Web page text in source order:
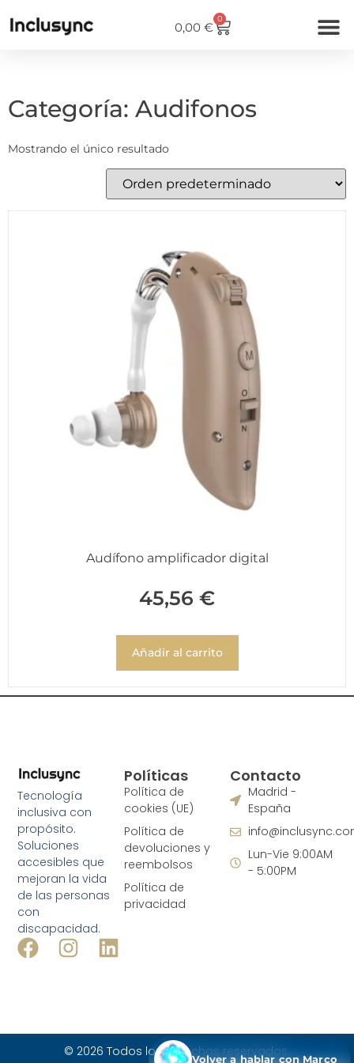
0,00 €
0
Categoría: Audifonos
Mostrando el único resultado
Audífono amplificador digital
45,56 €
Añadir al carrito
Tecnología
inclusiva con
propósito.
Soluciones
accesibles que
mejoran la vida
de las personas
con
discapacidad.
Políticas
Política de
cookies (UE)
Política de
devoluciones y
reembolsos
Política de
privacidad
Contacto
Madrid -
España
Lun-Vie 9:00AM
- 5:00PM
© 2026 Todos los derechos reservados.
Volver a hablar con Marco